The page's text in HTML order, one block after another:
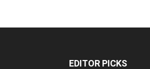
EDITOR PICKS